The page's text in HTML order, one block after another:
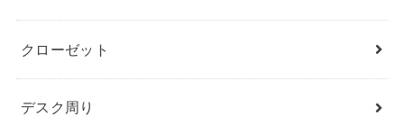
クローゼット
デスク周り